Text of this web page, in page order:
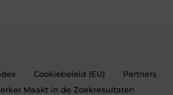
Cookiebeleid (EU)
Partners
Maakt in de Zoekresultaten